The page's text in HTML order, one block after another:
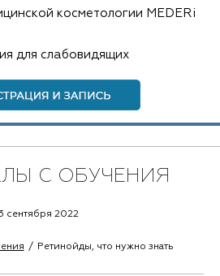
косметологии MEDERi
для слабовидящих
С ОБУЧЕНИЯ
сентября 2022
Ретинойды, что нужно знать